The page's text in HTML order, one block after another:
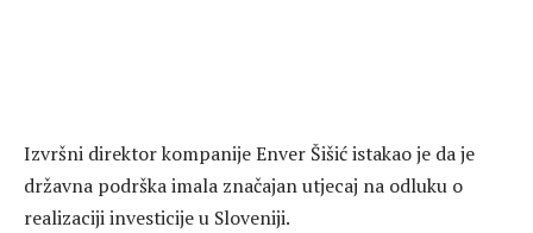
Izvršni direktor kompanije Enver Šišić istakao je da je
državna podrška imala značajan utjecaj na odluku o
realizaciji investicije u Sloveniji.